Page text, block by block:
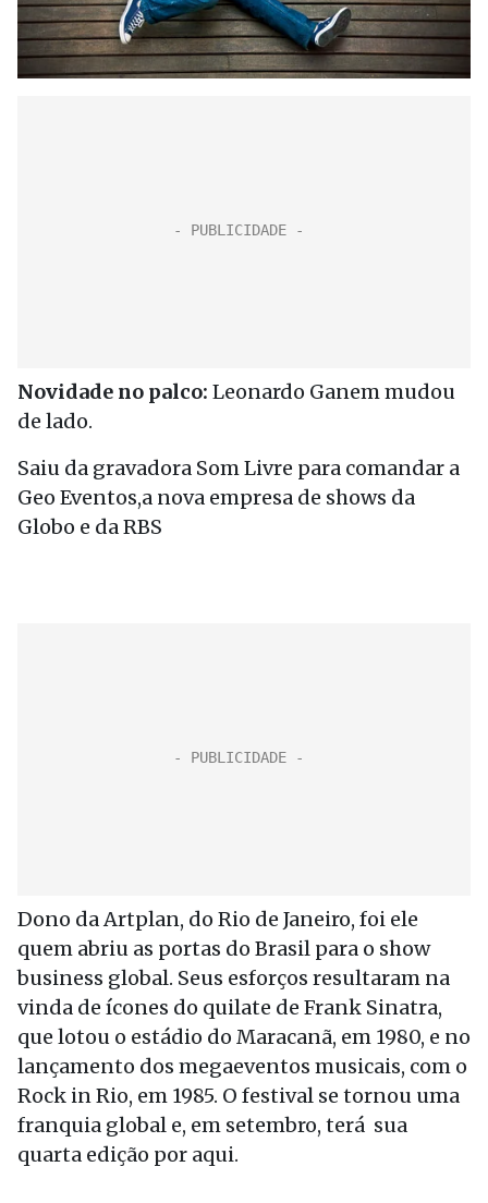
Novidade no palco: Leonardo Ganem mudou
de lado.
Saiu da gravadora Som Livre para comandar a
Geo Eventos,a nova empresa de shows da
Globo e da RBS
Dono da Artplan, do Rio de Janeiro, foi ele
quem abriu as portas do Brasil para o show
business global. Seus esforços resultaram na
vinda de ícones do quilate de Frank Sinatra,
que lotou o estádio do Maracanã, em 1980, e no
lançamento dos megaeventos musicais, com o
Rock in Rio, em 1985. O festival se tornou uma
franquia global e, em setembro, terá sua
quarta edição por aqui.